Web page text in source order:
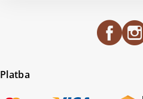
Platba